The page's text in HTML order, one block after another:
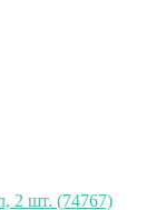
2 шт. (74767)